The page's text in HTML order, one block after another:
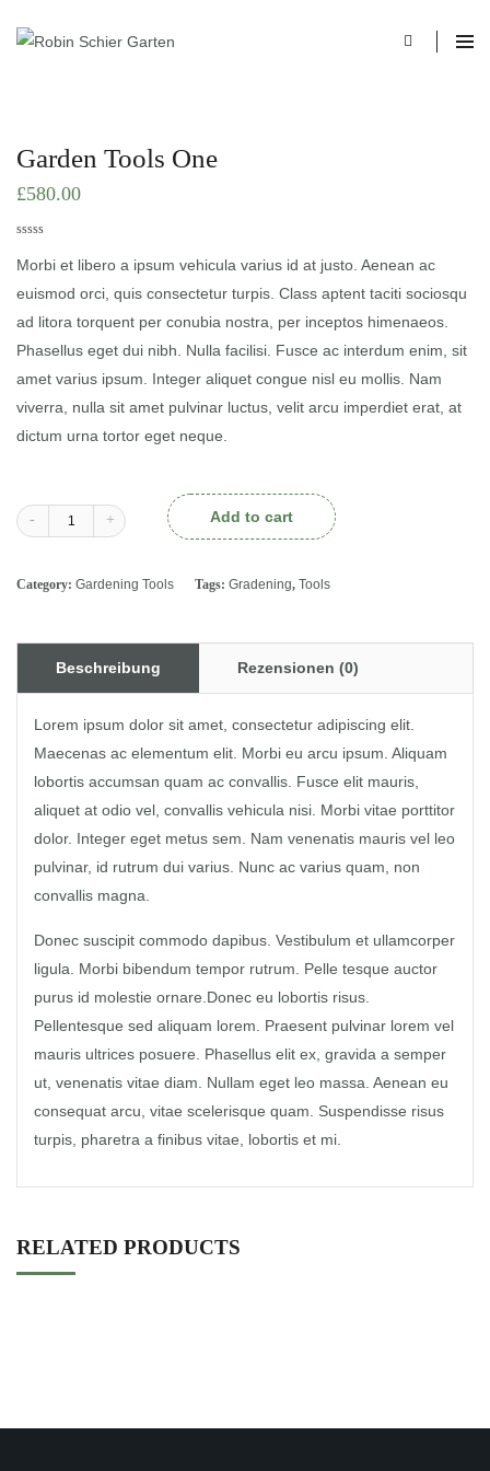
Garden Tools One
£580.00
out
of
based
on
customer
ratings
Morbi et libero a ipsum vehicula varius id at justo. Aenean ac
euismod orci, quis consectetur turpis. Class aptent taciti sociosqu
ad litora torquent per conubia nostra, per inceptos himenaeos.
Phasellus eget dui nibh. Nulla facilisi. Fusce ac interdum enim, sit
amet varius ipsum. Integer aliquet congue nisl eu mollis. Nam
viverra, nulla sit amet pulvinar luctus, velit arcu imperdiet erat, at
dictum urna tortor eget neque.
- + Add to cart
Category: Gardening Tools Tags: Gradening, Tools
Beschreibung Rezensionen (0)
Lorem ipsum dolor sit amet, consectetur adipiscing elit.
Maecenas ac elementum elit. Morbi eu arcu ipsum. Aliquam
lobortis accumsan quam ac convallis. Fusce elit mauris,
aliquet at odio vel, convallis vehicula nisi. Morbi vitae porttitor
dolor. Integer eget metus sem. Nam venenatis mauris vel leo
pulvinar, id rutrum dui varius. Nunc ac varius quam, non
convallis magna.
Donec suscipit commodo dapibus. Vestibulum et ullamcorper
ligula. Morbi bibendum tempor rutrum. Pelle tesque auctor
purus id molestie ornare.Donec eu lobortis risus.
Pellentesque sed aliquam lorem. Praesent pulvinar lorem vel
mauris ultrices posuere. Phasellus elit ex, gravida a semper
ut, venenatis vitae diam. Nullam eget leo massa. Aenean eu
consequat arcu, vitae scelerisque quam. Suspendisse risus
turpis, pharetra a finibus vitae, lobortis et mi.
RELATED PRODUCTS